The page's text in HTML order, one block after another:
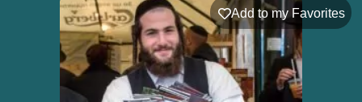
Add to my Favorites